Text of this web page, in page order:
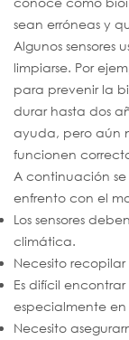
sean erróneas y
Algunos sensores
limpiarse. Por
para prevenir la
durar hasta dos
ayuda, pero aún
funcionen
A continuación
enfrento con el
Los sensores
climática.
Necesito
Es difícil
especialmente en
Necesito